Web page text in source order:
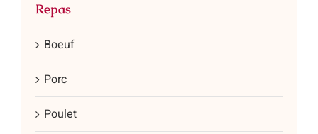
Repas
Boeuf
Porc
Poulet